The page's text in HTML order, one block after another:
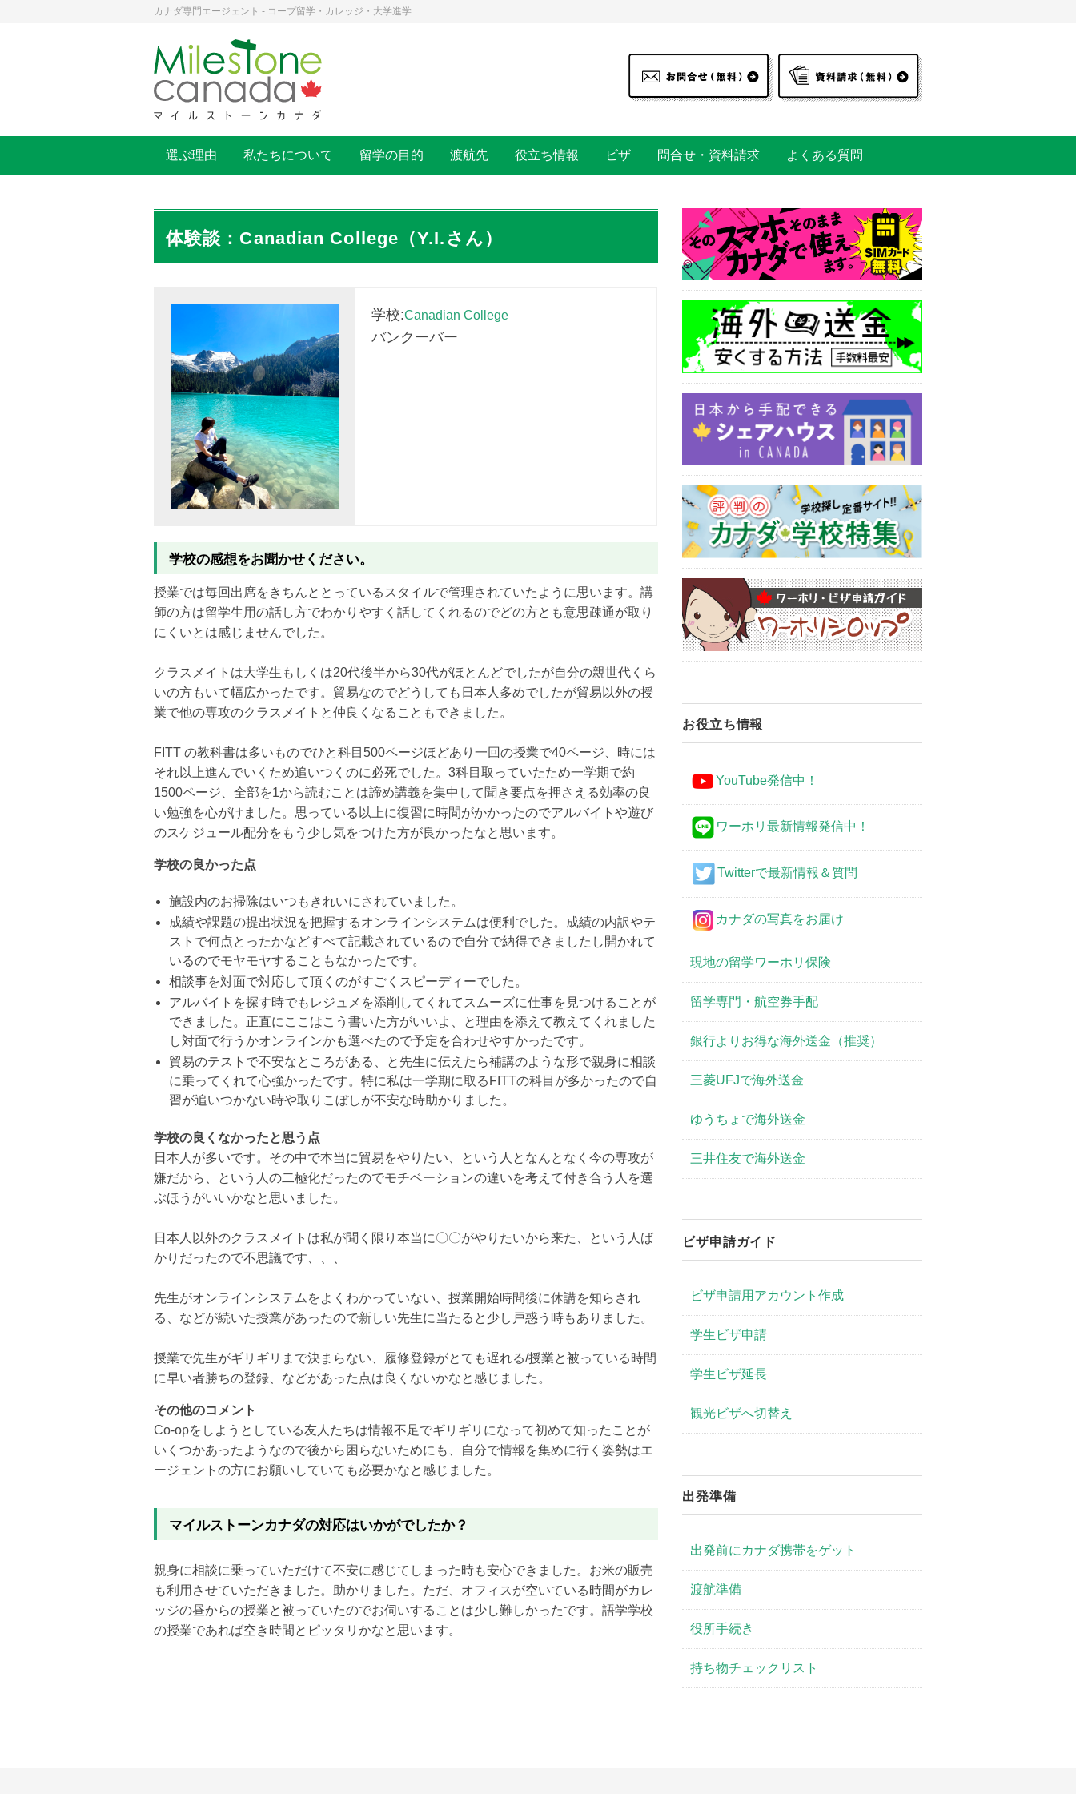
カナダ専門エージェント - コープ留学・カレッジ・大学進学
選ぶ理由 私たちについて 留学の目的 渡航先 役立ち情報 ビザ 問合せ・資料請求 よくある質問
体験談：Canadian College（Y.I.さん）
学校:Canadian College
バンクーバー
学校の感想をお聞かせください。
授業では毎回出席をきちんととっているスタイルで管理されていた ように思います。 講
師の方は留学生用の話し方でわかりやすく話してくれるのでどの方とも意思疎通が取り
にくいとは感じませんでした。
クラスメイトは大学生もしくは20代後半から30代がほとんどでしたが自分の親世代くら
いの方もいて幅広かったです。 貿易なのでどうしても日本人多めでしたが貿易以外の授
業で他の専攻のクラスメイトと仲良くなることもできました。
FITT の教科書は多いものでひと科目500ページほどあり一回の授業で40ページ、 時には
それ以上進んでいくため追いつくのに必死でした。 3科目取っていたため一学期で約
1500ページ、 全部を1から読むことは諦め講義を集中して聞き要点を押さえる効率の良
い勉強を心がけました。 思っている以上に復習に時間がかかったのでアルバイトや遊び
のスケジュール配分をもう少し気をつけた方が良かったなと思います。
学校の良かった点
施設内のお掃除はいつもきれいにされていました。
成績や課題の提出状況を把握するオンラインシステムは便利でした 。
成績の内訳やテ
ストで何点とったかなどすべて記載されているので自分で納得できましたし開かれて
いるのでモヤモヤすることもなかったです。
相談事を対面で対応して頂くのがすごくスピーディーでした。
アルバイトを探す時でもレジュメを添削してくれてスムーズに仕事を見つけることが
できました。 正直にここはこう書いた方がいいよ、
と理由を添えて教えてくれました
し対面で行うかオンラインかも選べたので予定を合わせやすかったです。
貿易のテストで不安なところがある、
と先生に伝えたら補講のような形で親身に相談
に乗ってくれて心強かったです。 特に私は一学期に取るFITTの科目が多かったので自
習が追いつかない時や取りこぼしが不安な時助かりました。
学校の良くなかったと思う点
日本人が多いです。その中で本当に貿易をやりたい、
という人となんとなく今の専攻が
嫌だから、
という人の二極化だったのでモチベーションの違いを考えて付き合 う人を選
ぶほうがいいかなと思いました。
日本人以外のクラスメイトは私が聞く限り本当に〇〇がやりたいから来た、という人ば
かりだったので不思議です、、、
先生がオンラインシステムをよくわかっていない、 授業開始時間後に休講を知らされ
る、 などが続いた授業があったので新しい先生に当たると少し戸惑う時もありました。
授業で先生がギリギリまで決まらない、履修登録がとても遅れる/授業と被っている時間
に早い者勝ちの登録、 などがあった点は良くないかなと感じました。
その他のコメント
Co-opをしようとしている友人たちは情報不足でギリギリになって初めて知ったことが
いくつかあったようなので後から困らないために も、
自分で情報を集めに行く姿勢はエ
ージェントの方にお願いしていて も必要かなと感じました。
マイルストーンカナダの対応はいかがでしたか？
親身に相談に乗っていただけて不安に感じてしまった時も安心でき ました。お米の販売
も利用させていただきました。助かりました。 ただ、 オフィスが空いている時間がカレ
ッジの昼からの授業と被っていたのでお伺いすることは少し難しかったです。 語学学校
の授業であれば空き時間とピッタリかなと思います。
お役立ち情報
YouTube発信中！
ワーホリ最新情報発信中！
Twitterで最新情報＆質問
カナダの写真をお届け
現地の留学ワーホリ保険
留学専門・航空券手配
銀行よりお得な海外送金（推奨）
三菱UFJで海外送金
ゆうちょで海外送金
三井住友で海外送金
ビザ申請ガイド
ビザ申請用アカウント作成
学生ビザ申請
学生ビザ延長
観光ビザへ切替え
出発準備
出発前にカナダ携帯をゲット
渡航準備
役所手続き
持ち物チェックリスト